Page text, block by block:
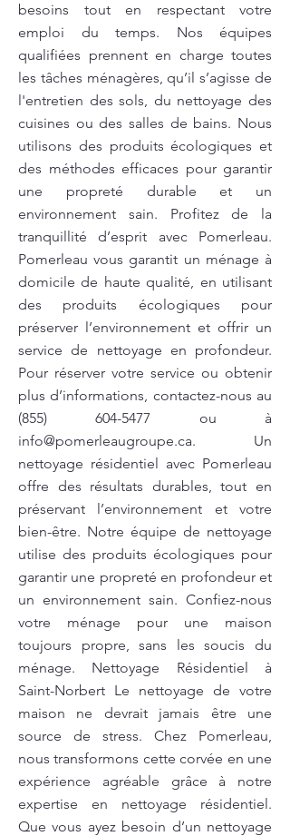
besoins tout en respectant votre
emploi du temps. Nos équipes
qualifiées prennent en charge toutes
les tâches ménagères, qu’il s’agisse de
l'entretien des sols, du nettoyage des
cuisines ou des salles de bains. Nous
utilisons des produits écologiques et
des méthodes efficaces pour garantir
une propreté durable et un
environnement sain. Profitez de la
tranquillité d’esprit avec Pomerleau.
Pomerleau vous garantit un ménage à
domicile de haute qualité, en utilisant
des produits écologiques pour
préserver l’environnement et offrir un
service de nettoyage en profondeur.
Pour réserver votre service ou obtenir
plus d’informations, contactez-nous au
(855) 604-5477 ou à
info@pomerleaugroupe.ca. Un
nettoyage résidentiel avec Pomerleau
offre des résultats durables, tout en
préservant l’environnement et votre
bien-être. Notre équipe de nettoyage
utilise des produits écologiques pour
garantir une propreté en profondeur et
un environnement sain. Confiez-nous
votre ménage pour une maison
toujours propre, sans les soucis du
ménage. Nettoyage Résidentiel à
Saint-Norbert Le nettoyage de votre
maison ne devrait jamais être une
source de stress. Chez Pomerleau,
nous transformons cette corvée en une
expérience agréable grâce à notre
expertise en nettoyage résidentiel.
Que vous ayez besoin d’un nettoyage